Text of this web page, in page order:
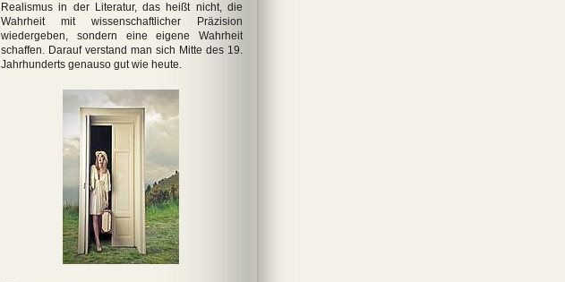
Realismus in der Literatur, das heißt nicht, die
Wahrheit mit wissenschaftlicher Präzision
wiedergeben, sondern eine eigene Wahrheit
schaffen. Darauf verstand man sich Mitte des 19.
Jahrhunderts genauso gut wie heute.